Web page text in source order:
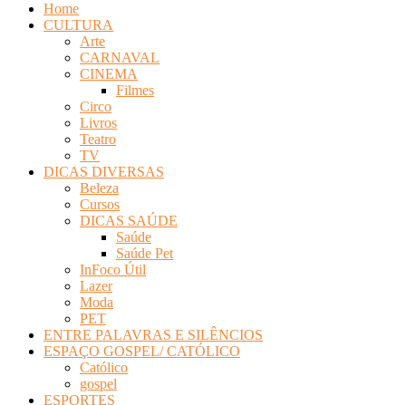
INFOCO
Home
CULTURA
Arte
CARNAVAL
CINEMA
Filmes
Circo
Livros
Teatro
TV
DICAS DIVERSAS
Beleza
Cursos
DICAS SAÚDE
Saúde
Saúde Pet
InFoco Útil
Lazer
Moda
PET
ENTRE PALAVRAS E SILÊNCIOS
ESPAÇO GOSPEL/ CATÓLICO
Católico
gospel
ESPORTES